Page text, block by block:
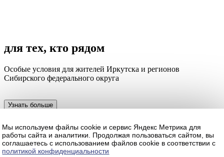
Мы используем файлы cookie и сервис Яндекс Метрика для
работы сайта и аналитики. Продолжая пользоваться сайтом, вы
соглашаетесь с использованием файлов cookie в соответствии с
политикой конфиденциальности
для тех, кто рядом
Особые условия для жителей Иркутска и регионов
Сибирского федерального округа
Узнать больше
ru eng cn
Отель•Номера •бар•ресторан•конференц-
зал•spa•события•контакты